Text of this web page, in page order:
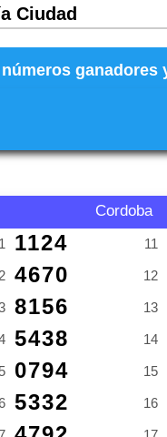
Ciudad
Cordoba
1124
4670
8156
5438
0794
5332
11
12
13
14
15
16